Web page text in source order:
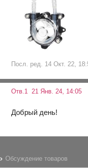
Посл. ред. 14 Окт. 22,
Отв.1 21 Янв. 24, 14:05
Добрый день!
Обсуждение товаров